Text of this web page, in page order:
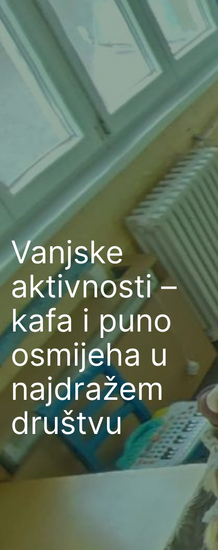
Vanjske
aktivnosti –
kafa i puno
osmijeha u
najdražem
društvu